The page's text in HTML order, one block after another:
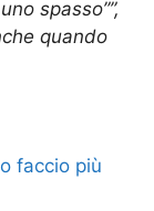
spasso””,
quando
faccio più